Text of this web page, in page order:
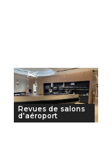
Revues de salons
d'aéroport